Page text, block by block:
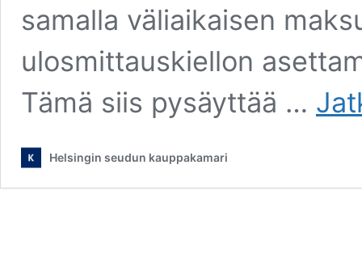
samalla väliaikaisen
ulosmittauskiellon
Tämä siis pysäyttää …
Helsingin seudun kauppakamari